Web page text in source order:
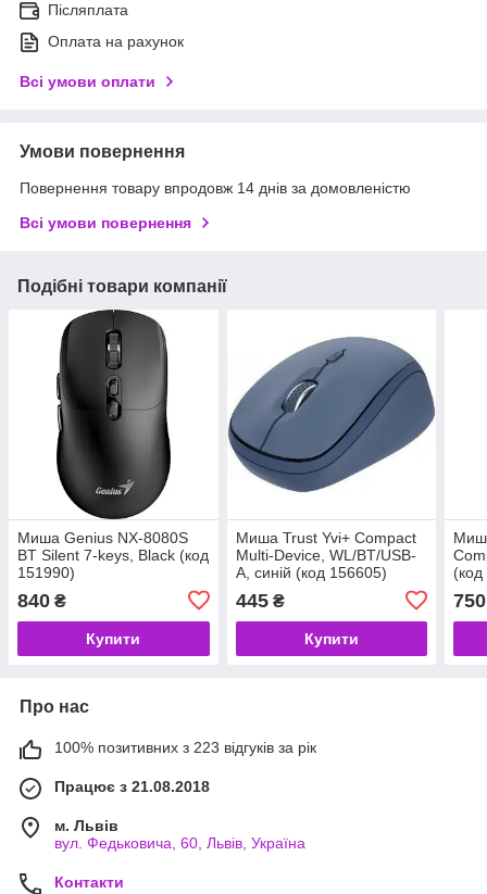
Післяплата
Оплата на рахунок
Всі умови оплати
Умови повернення
Повернення товару впродовж 14 днів за домовленістю
Всі умови повернення
Подібні товари компанії
Миша Genius NX-8080S
BT Silent 7-keys, Black (код
151990)
840 ₴
Купити
Миша Trust Yvi+ Compact
Multi-Device, WL/BT/USB-
A, синій (код 156605)
445₴
Купити
750
Про нас
100% позитивних з 223 відгуків за рік
Працює з 21.08.2018
м. Львів
вул. Федьковича, 60, Львів, Україна
Контакти